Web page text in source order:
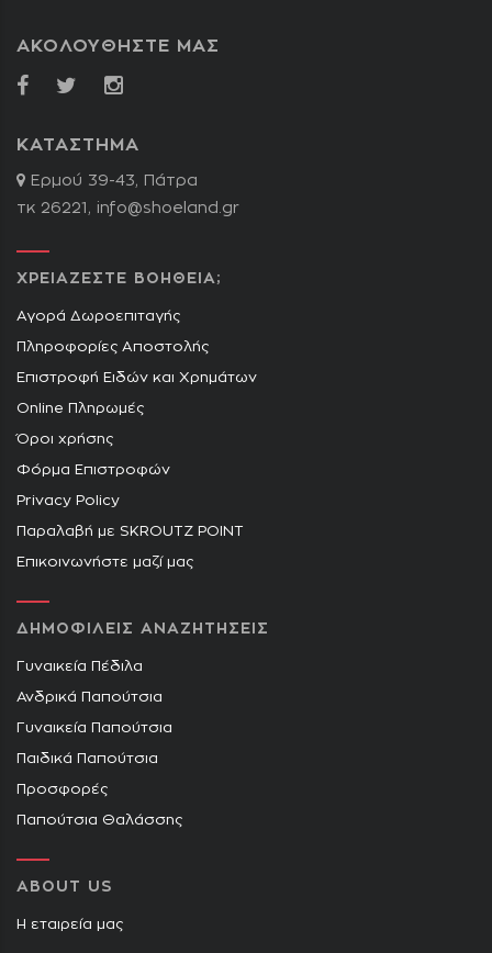
ΑΚΟΛΟΥΘΗΣΤΕ ΜΑΣ
ΚΑΤΑΣΤΗΜΑ
Ερμού 39-43, Πάτρα
τκ 26221, info@shoeland.gr
ΧΡΕΙΑΖΕΣΤΕ ΒΟΗΘΕΙΑ;
Αγορά Δωροεπιταγής
Πληροφορίες Αποστολής
Επιστροφή Ειδών και Χρημάτων
Online Πληρωμές
Όροι χρήσης
Φόρμα Επιστροφών
Privacy Policy
Παραλαβή με SKROUTZ POINT
Επικοινωνήστε μαζί μας
ΔΗΜΟΦΙΛΕΙΣ ΑΝΑΖΗΤΗΣΕΙΣ
Γυναικεία Πέδιλα
Ανδρικά Παπούτσια
Γυναικεία Παπούτσια
Παιδικά Παπούτσια
Προσφορές
Παπούτσια Θαλάσσης
ABOUT US
Η εταιρεία μας